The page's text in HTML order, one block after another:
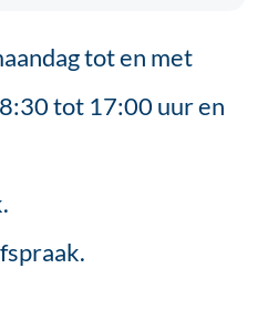
tot en met
tot 17:00 uur en